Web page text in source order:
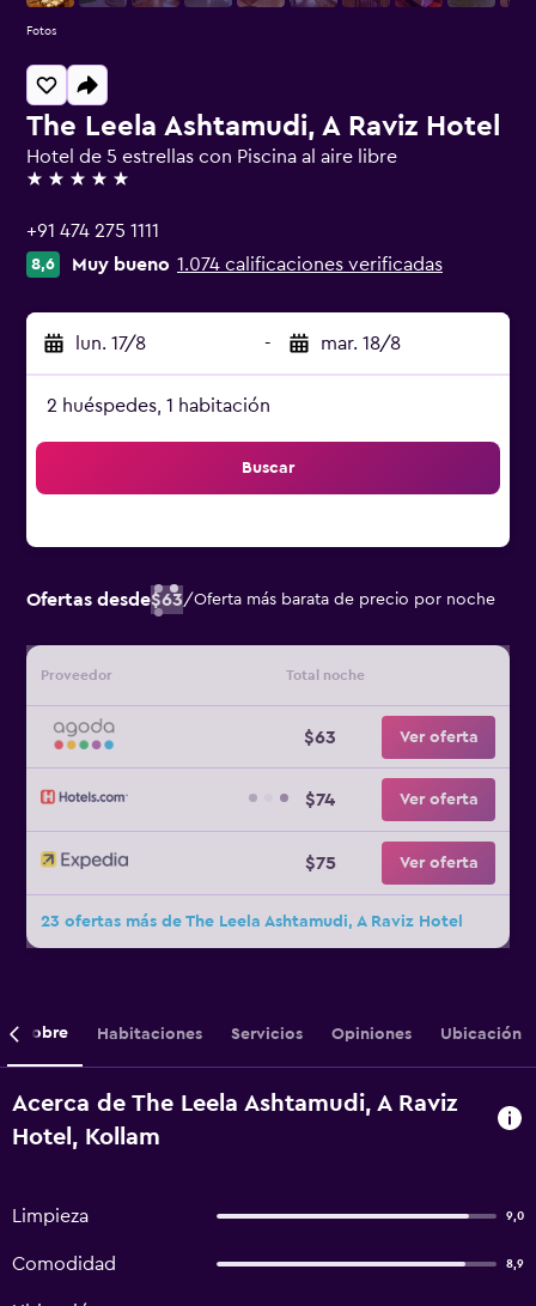
The Leela Ashtamudi, A Raviz Hotel
Hotel de 5 estrellas con Piscina al aire libre
5 estrellas
+91 474 275 1111
8,6 Muy bueno 1.074 calificaciones verificadas
lun. 17/8 - mar. 18/8
2 huéspedes, 1 habitación
Buscar
Ofertas desde$63/Oferta más barata de precio por noche
Proveedor Total noche
$63 Ver oferta
$74 Ver oferta
$75 Ver oferta
23 ofertas más de The Leela Ashtamudi, A Raviz Hotel
Fotos
Sobre Habitaciones Servicios Opiniones Ubicación
Acerca de The Leela Ashtamudi, A Raviz
Hotel, Kollam
Limpieza 9,0
Comodidad 8,9